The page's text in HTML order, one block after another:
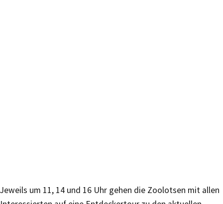
Jeweils um 11, 14 und 16 Uhr gehen die Zoolotsen mit allen